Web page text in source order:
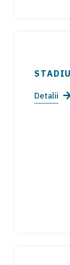
Detalii